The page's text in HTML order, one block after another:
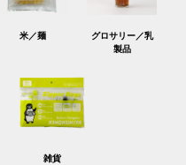
米／麺
グロサリー／乳
製品
雑貨